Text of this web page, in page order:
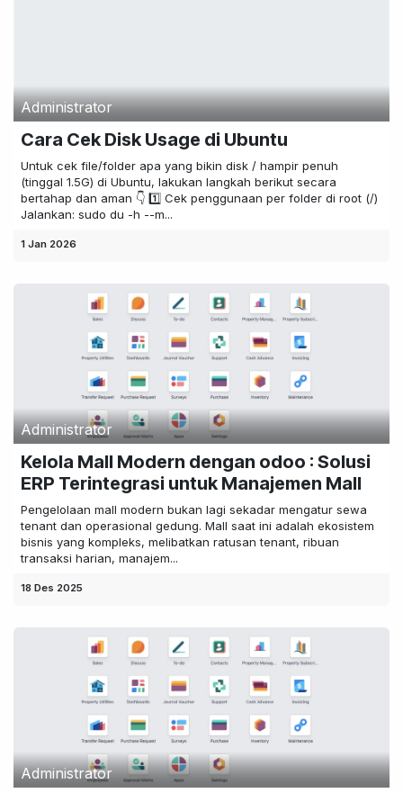
Administrator
Cara Cek Disk Usage di Ubuntu
Untuk cek file/folder apa yang bikin disk / hampir penuh
(tinggal 1.5G) di Ubuntu, lakukan langkah berikut secara
bertahap dan aman 👇 1️⃣ Cek penggunaan per folder di root (/)
Jalankan: sudo du -h --m...
1 Jan 2026
Administrator
Kelola Mall Modern dengan odoo : Solusi
ERP Terintegrasi untuk Manajemen Mall
Pengelolaan mall modern bukan lagi sekadar mengatur sewa
tenant dan operasional gedung. Mall saat ini adalah ekosistem
bisnis yang kompleks, melibatkan ratusan tenant, ribuan
transaksi harian, manajem...
18 Des 2025
Administrator